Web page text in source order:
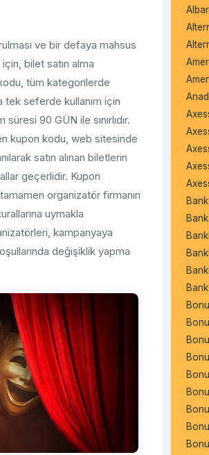
ve bir defaya mahsus
bilet satın alma
tüm kategorilerde
tek seferde kullanım için
90 GÜN ile sınırlıdır.
kupon kodu, web sitesinde
satın alınan biletlerin
geçerlidir. Kupon
organizatör firmanın
uymakla
kampanyaya
değişiklik yapma